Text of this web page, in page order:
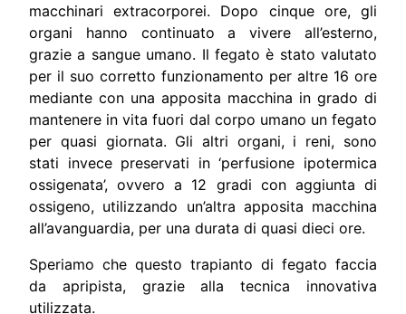
macchinari extracorporei. Dopo cinque ore, gli
organi hanno continuato a vivere all’esterno,
grazie a sangue umano. Il fegato è stato valutato
per il suo corretto funzionamento per altre 16 ore
mediante con una apposita macchina in grado di
mantenere in vita fuori dal corpo umano un fegato
per quasi giornata. Gli altri organi, i reni, sono
stati invece preservati in ‘perfusione ipotermica
ossigenata’, ovvero a 12 gradi con aggiunta di
ossigeno, utilizzando un’altra apposita macchina
all’avanguardia, per una durata di quasi dieci ore.
Speriamo che questo trapianto di fegato faccia
da apripista, grazie alla tecnica innovativa
utilizzata.